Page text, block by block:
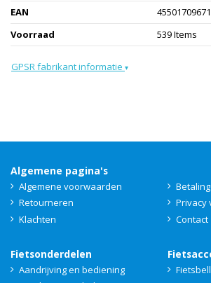
EAN
Voorraad
539 Items
GPSR fabrikant informatie ▾
Algemene pagina's
Algemene voorwaarden
Retourneren
Privacy
Klachten
Contact
Fietsonderdelen
Aandrijving en bediening